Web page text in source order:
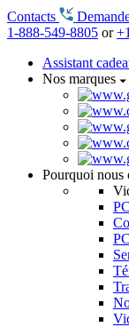
Contacts
1-888-549-8805 or
Assistant
Nos marques
Pourquoi nous